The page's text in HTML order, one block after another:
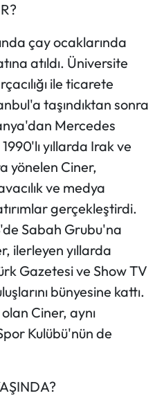
çay ocaklarında
atıldı. Üniversite
ile ticarete
taşındıktan sonra
Mercedes
yıllarda Irak ve
yönelen Ciner,
ve medya
gerçekleştirdi.
Sabah Grubu'na
ilerleyen yıllarda
Gazetesi ve Show TV
bünyesine kattı.
Ciner, aynı
Kulübü'nün de